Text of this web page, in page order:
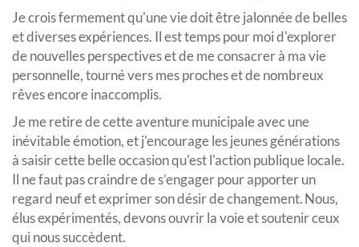
Je crois fermement qu'une vie doit être jalonnée de belles
et diverses expériences. Il est temps pour moi d'explorer
de nouvelles perspectives et de me consacrer à ma vie
personnelle, tourné vers mes proches et de nombreux
rêves encore inaccomplis.
Je me retire de cette aventure municipale avec une
inévitable émotion, et j'encourage les jeunes générations
à saisir cette belle occasion qu'est l'action publique locale.
Il ne faut pas craindre de s’engager pour apporter un
regard neuf et exprimer son désir de changement. Nous,
élus expérimentés, devons ouvrir la voie et soutenir ceux
qui nous succèdent.